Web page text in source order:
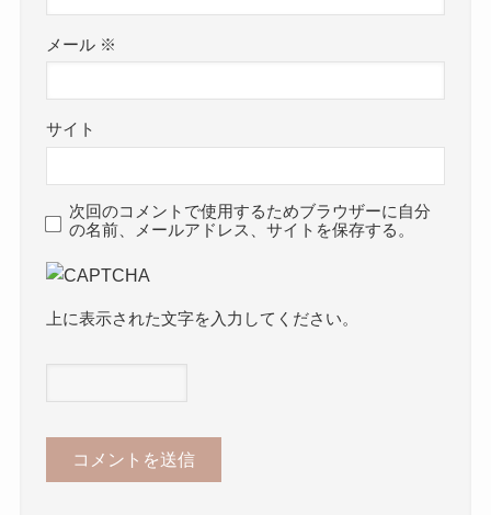
メール ※
サイト
次回のコメントで使用するためブラウザーに自分
の名前、メールアドレス、サイトを保存する。
上に表示された文字を入力してください。